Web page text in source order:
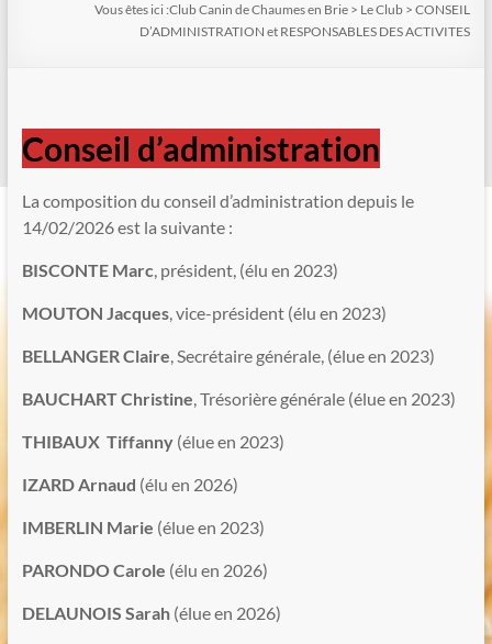
Vous êtes ici :Club Canin de Chaumes en Brie > Le Club >CONSEIL
D’ADMINISTRATION et RESPONSABLES DES ACTIVITES
Conseil d’administration
La composition du conseil d’administration depuis le
14/02/2026 est la suivante :
BISCONTE Marc, président, (élu en 2023)
MOUTON Jacques, vice-président (élu en 2023)
BELLANGER Claire, Secrétaire générale, (élue en 2023)
BAUCHART Christine, Trésorière générale (élue en 2023)
THIBAUX Tiffanny(élue en 2023)
IZARD Arnaud (élu en 2026)
IMBERLIN Marie (élue en 2023)
PARONDO Carole (élu en 2026)
DELAUNOIS Sarah(élue en 2026)